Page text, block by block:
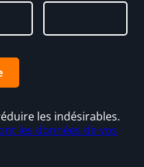
les indésirables.
les données de vos